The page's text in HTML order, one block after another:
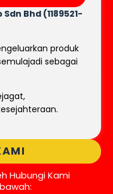
Sdn Bhd (1189521-
produk
sebagai
Hubungi Kami